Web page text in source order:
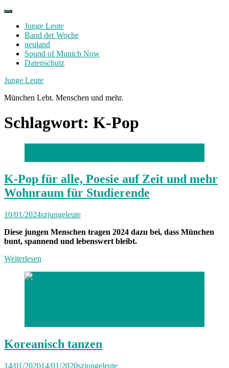
Skip
contentJunge Leute
Band der Woche
neuland
Sound of Munich Now
Datenschutz
Facebook
Twitter
Instagram
Junge Leute
München Lebt. Menschen und mehr.
Schlagwort: K-Pop
K-Pop für alle, Poesie auf Zeit und mehr
Wohnraum für Studierende
10/01/2024szjungeleute
Diese jungen Menschen tragen 2024 dazu bei, dass München
bunt, spannend und lebenswert bleibt.
Weiterlesen
Koreanisch tanzen
14/01/202014/01/2020szjungeleute